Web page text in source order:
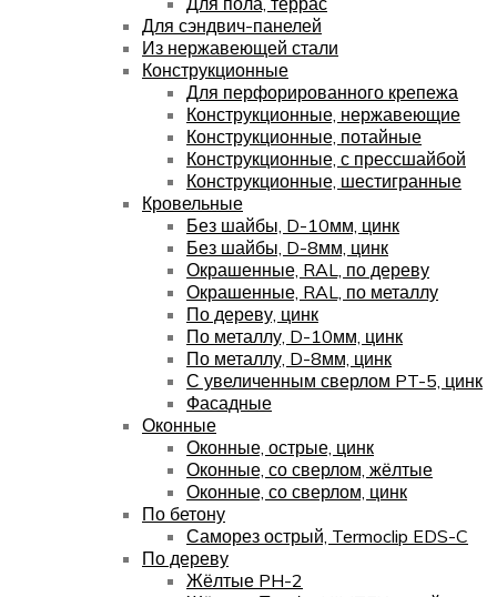
Для сэндвич-панелей
Из нержавеющей стали
Конструкционные
Для перфорированного крепежа
Конструкционные, нержавеющие
Конструкционные, потайные
Конструкционные, с прессшайбой
Конструкционные, шестигранные
Кровельные
Без шайбы, D-10мм, цинк
Без шайбы, D-8мм, цинк
Окрашенные, RAL, по дереву
Окрашенные, RAL, по металлу
По дереву, цинк
По металлу, D-10мм, цинк
По металлу, D-8мм, цинк
С увеличенным сверлом PT-5, цинк
Фасадные
Оконные
Оконные, острые, цинк
Оконные, со сверлом, жёлтые
Оконные, со сверлом, цинк
По бетону
Саморез острый, Termoclip EDS-C
По дереву
Жёлтые PH-2